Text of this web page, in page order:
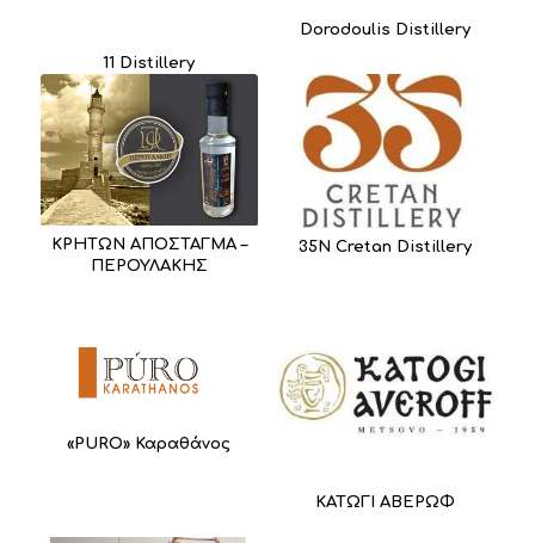
11 Distillery
Dorodoulis Distillery
ΚΡΗΤΩΝ ΑΠΟΣΤΑΓΜΑ –
ΠΕΡΟΥΛΑΚΗΣ
35N Cretan Distillery
«PURO» Καραθάνος
ΚΑΤΩΓΙ ΑΒΕΡΩΦ